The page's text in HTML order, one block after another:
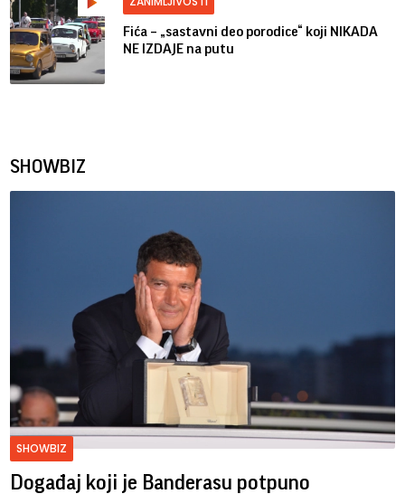
Fića – „sastavni deo porodice“ koji NIKADA
NE IZDAJE na putu
SHOWBIZ
SHOWBIZ
Događaj koji je Banderasu potpuno